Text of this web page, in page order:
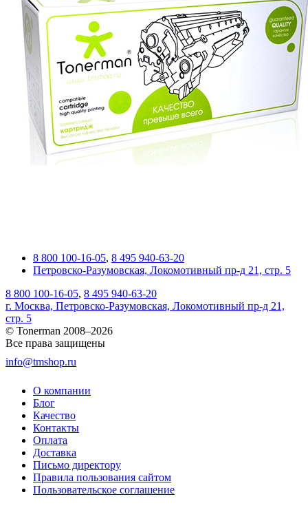
8 800 100-16-05, 8 495 940-63-20
Петровско-Разумовская, Локомотивный пр-д 21, стр. 5
8 800 100-16-05, 8 495 940-63-20
г. Москва, Петровско-Разумовская, Локомотивный пр-д 21,
стр. 5
© Tonerman 2008–2026
Все права защищены
info@tmshop.ru
О компании
Блог
Качество
Контакты
Оплата
Доставка
Письмо директору
Правила пользования сайтом
Пользовательское соглашение